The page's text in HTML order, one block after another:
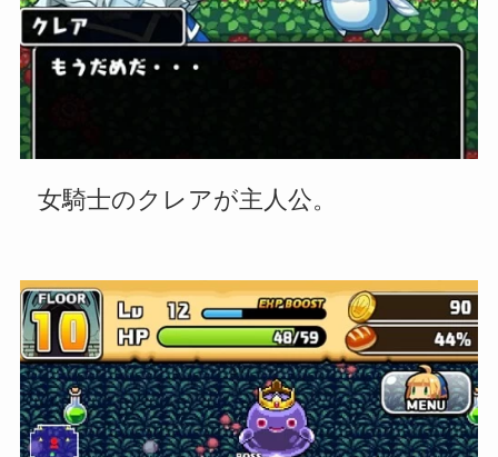
女騎士のクレアが主人公。